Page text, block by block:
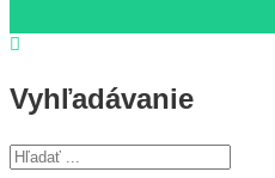
Vyhľadávanie